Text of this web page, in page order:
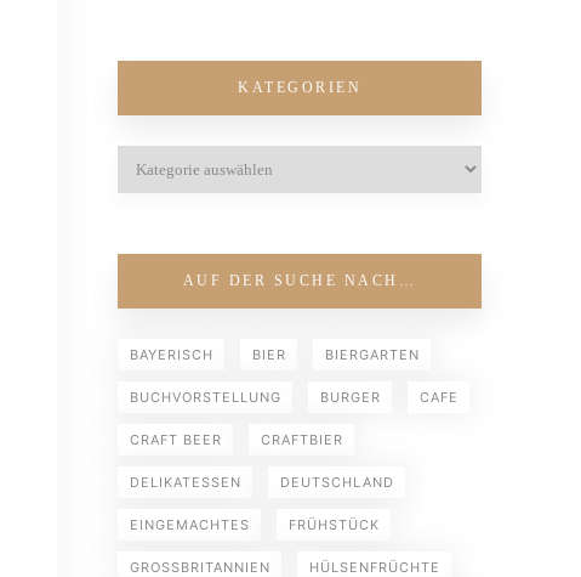
KATEGORIEN
AUF DER SUCHE NACH…
BAYERISCH BIER BIERGARTEN
BUCHVORSTELLUNG BURGER CAFE
CRAFT BEER CRAFTBIER
DELIKATESSEN DEUTSCHLAND
EINGEMACHTES FRÜHSTÜCK
GROSSBRITANNIEN HÜLSENFRÜCHTE